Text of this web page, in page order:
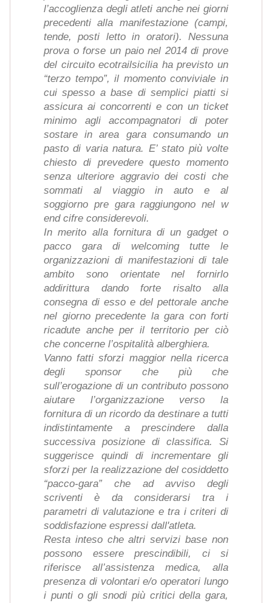
l’accoglienza degli atleti anche nei giorni
precedenti alla manifestazione (campi,
tende, posti letto in oratori). Nessuna
prova o forse un paio nel 2014 di prove
del circuito ecotrailsicilia ha previsto un
“terzo tempo”, il momento conviviale in
cui spesso a base di semplici piatti si
assicura ai concorrenti e con un ticket
minimo agli accompagnatori di poter
sostare in area gara consumando un
pasto di varia natura. E’ stato più volte
chiesto di prevedere questo momento
senza ulteriore aggravio dei costi che
sommati al viaggio in auto e al
soggiorno pre gara raggiungono nel w
end cifre considerevoli.
In merito alla fornitura di un gadget o
pacco gara di welcoming tutte le
organizzazioni di manifestazioni di tale
ambito sono orientate nel fornirlo
addirittura dando forte risalto alla
consegna di esso e del pettorale anche
nel giorno precedente la gara con forti
ricadute anche per il territorio per ciò
che concerne l’ospitalità alberghiera.
Vanno fatti sforzi maggior nella ricerca
degli sponsor che più che
sull’erogazione di un contributo possono
aiutare l’organizzazione verso la
fornitura di un ricordo da destinare a tutti
indistintamente a prescindere dalla
successiva posizione di classifica. Si
suggerisce quindi di incrementare gli
sforzi per la realizzazione del cosiddetto
“pacco-gara” che ad avviso degli
scriventi è da considerarsi tra i
parametri di valutazione e tra i criteri di
soddisfazione espressi dall'atleta.
Resta inteso che altri servizi base non
possono essere prescindibili, ci si
riferisce all’assistenza medica, alla
presenza di volontari e/o operatori lungo
i punti o gli snodi più critici della gara,